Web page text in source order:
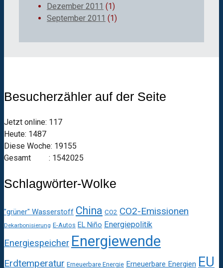
Dezember 2011 (1)
September 2011 (1)
Besucherzähler auf der Seite
Jetzt online: 117
Heute: 1487
Diese Woche: 19155
Gesamt : 1542025
Schlagwörter-Wolke
"grüner" Wasserstoff China CO2 CO2-Emissionen
Dekarbonisierung E-Autos EL Niño Energiepolitik
Energiespeicher Energiewende
Erdtemperatur Erneuerbare Energie Erneuerbare Energien EU